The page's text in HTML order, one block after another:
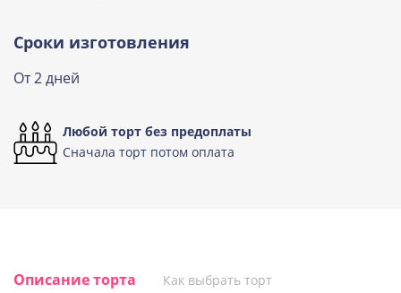
Сроки изготовления
От 2 дней
Любой торт без предоплаты
Сначала торт потом оплата
Описание торта Как выбрать торт